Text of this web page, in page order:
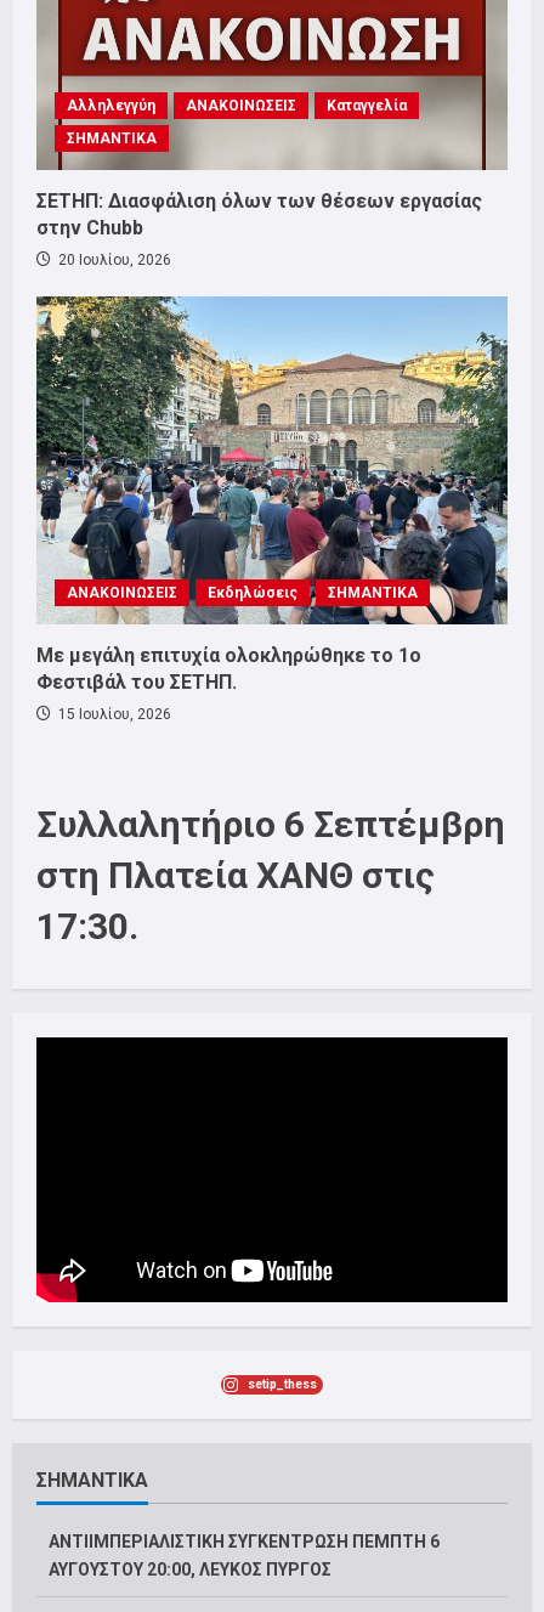
Αλληλεγγύη ΑΝΑΚΟΙΝΩΣΕΙΣ
Καταγγελία
ΣΗΜΑΝΤΙΚΑ
ΣΕΤΗΠ: Διασφάλιση όλων των θέσεων εργασίας
στην Chubb
20 Ιουλίου, 2026
ΑΝΑΚΟΙΝΩΣΕΙΣ Εκδηλώσεις ΣΗΜΑΝΤΙΚΑ
Με μεγάλη επιτυχία ολοκληρώθηκε το 1ο
Φεστιβάλ του ΣΕΤΗΠ.
15 Ιουλίου, 2026
Συλλαλητήριο 6 Σεπτέμβρη
στη Πλατεία ΧΑΝΘ στις
17:30.
setip_thess
ΣΗΜΑΝΤΙΚΑ
ΑΝΤΙΙΜΠΕΡΙΑΛΙΣΤΙΚΗ ΣΥΓΚΕΝΤΡΩΣΗ ΠΕΜΠΤΗ 6
ΑΥΓΟΥΣΤΟΥ 20:00, ΛΕΥΚΟΣ ΠΥΡΓΟΣ